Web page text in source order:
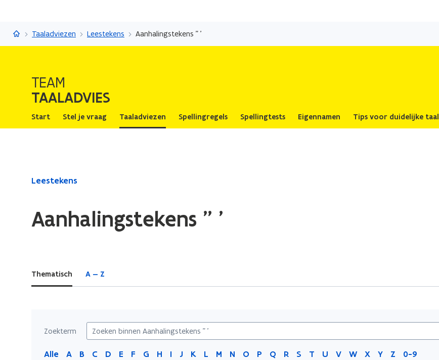
naar
TaaladviesTaaladviezen Leestekens Aanhalingstekens " '
TEAM
TAALADVIES
Start Stel je vraag Taaladviezen Spellingregels Spellingtests Eigennamen Tips voor duidelijke taal
Gedaan
Aanhalingstekens
Leestekens
Aanhalingstekens " '
Thematisch A — Z
Zoekterm
Alle A B C D E F G H I J K L M N O P Q R S T U V W X Y Z 0-9